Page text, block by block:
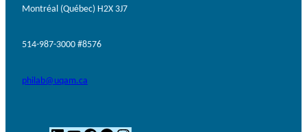
Montréal (Québec) H2X 3J7
514-987-3000 #8576
philab@uqam.ca